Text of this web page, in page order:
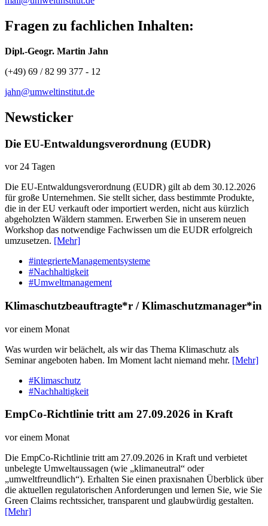
Fragen zu fachlichen Inhalten:
Dipl.-Geogr. Martin Jahn
(+49) 69 / 82 99 377 - 12
jahn@umweltinstitut.de
Newsticker
Die EU-Entwaldungsverordnung (EUDR)
vor 24 Tagen
Die EU-Entwaldungsverordnung (EUDR) gilt ab dem 30.12.2026
für große Unternehmen. Sie stellt sicher, dass bestimmte Produkte,
die in der EU verkauft oder importiert werden, nicht aus kürzlich
abgeholzten Wäldern stammen. Erwerben Sie in unserem neuen
Workshop das notwendige Fachwissen um die EUDR erfolgreich
umzusetzen. [Mehr]
#integrierteManagementsysteme
#Nachhaltigkeit
#Umweltmanagement
Klimaschutzbeauftragte*r / Klimaschutzmanager*in
vor einem Monat
Was wurden wir belächelt, als wir das Thema Klimaschutz als
Seminar angeboten haben. Im Moment lacht niemand mehr. [Mehr]
#Klimaschutz
#Nachhaltigkeit
EmpCo-Richtlinie tritt am 27.09.2026 in Kraft
vor einem Monat
Die EmpCo-Richtlinie tritt am 27.09.2026 in Kraft und verbietet
unbelegte Umweltaussagen (wie „klimaneutral“ oder
„umweltfreundlich“). Erhalten Sie einen praxisnahen Überblick über
die aktuellen regulatorischen Anforderungen und lernen Sie, wie Sie
Green Claims rechtssicher, transparent und glaubwürdig gestalten.
[Mehr]